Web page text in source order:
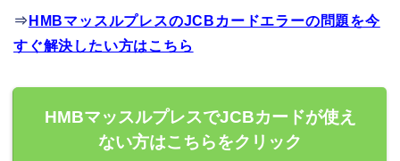
⇒ HMBマッスルプレスのJCBカードエラーの問題を今
すぐ解決したい方はこちら
HMBマッスルプレスでJCBカードが使え
ない方はこちらをクリック